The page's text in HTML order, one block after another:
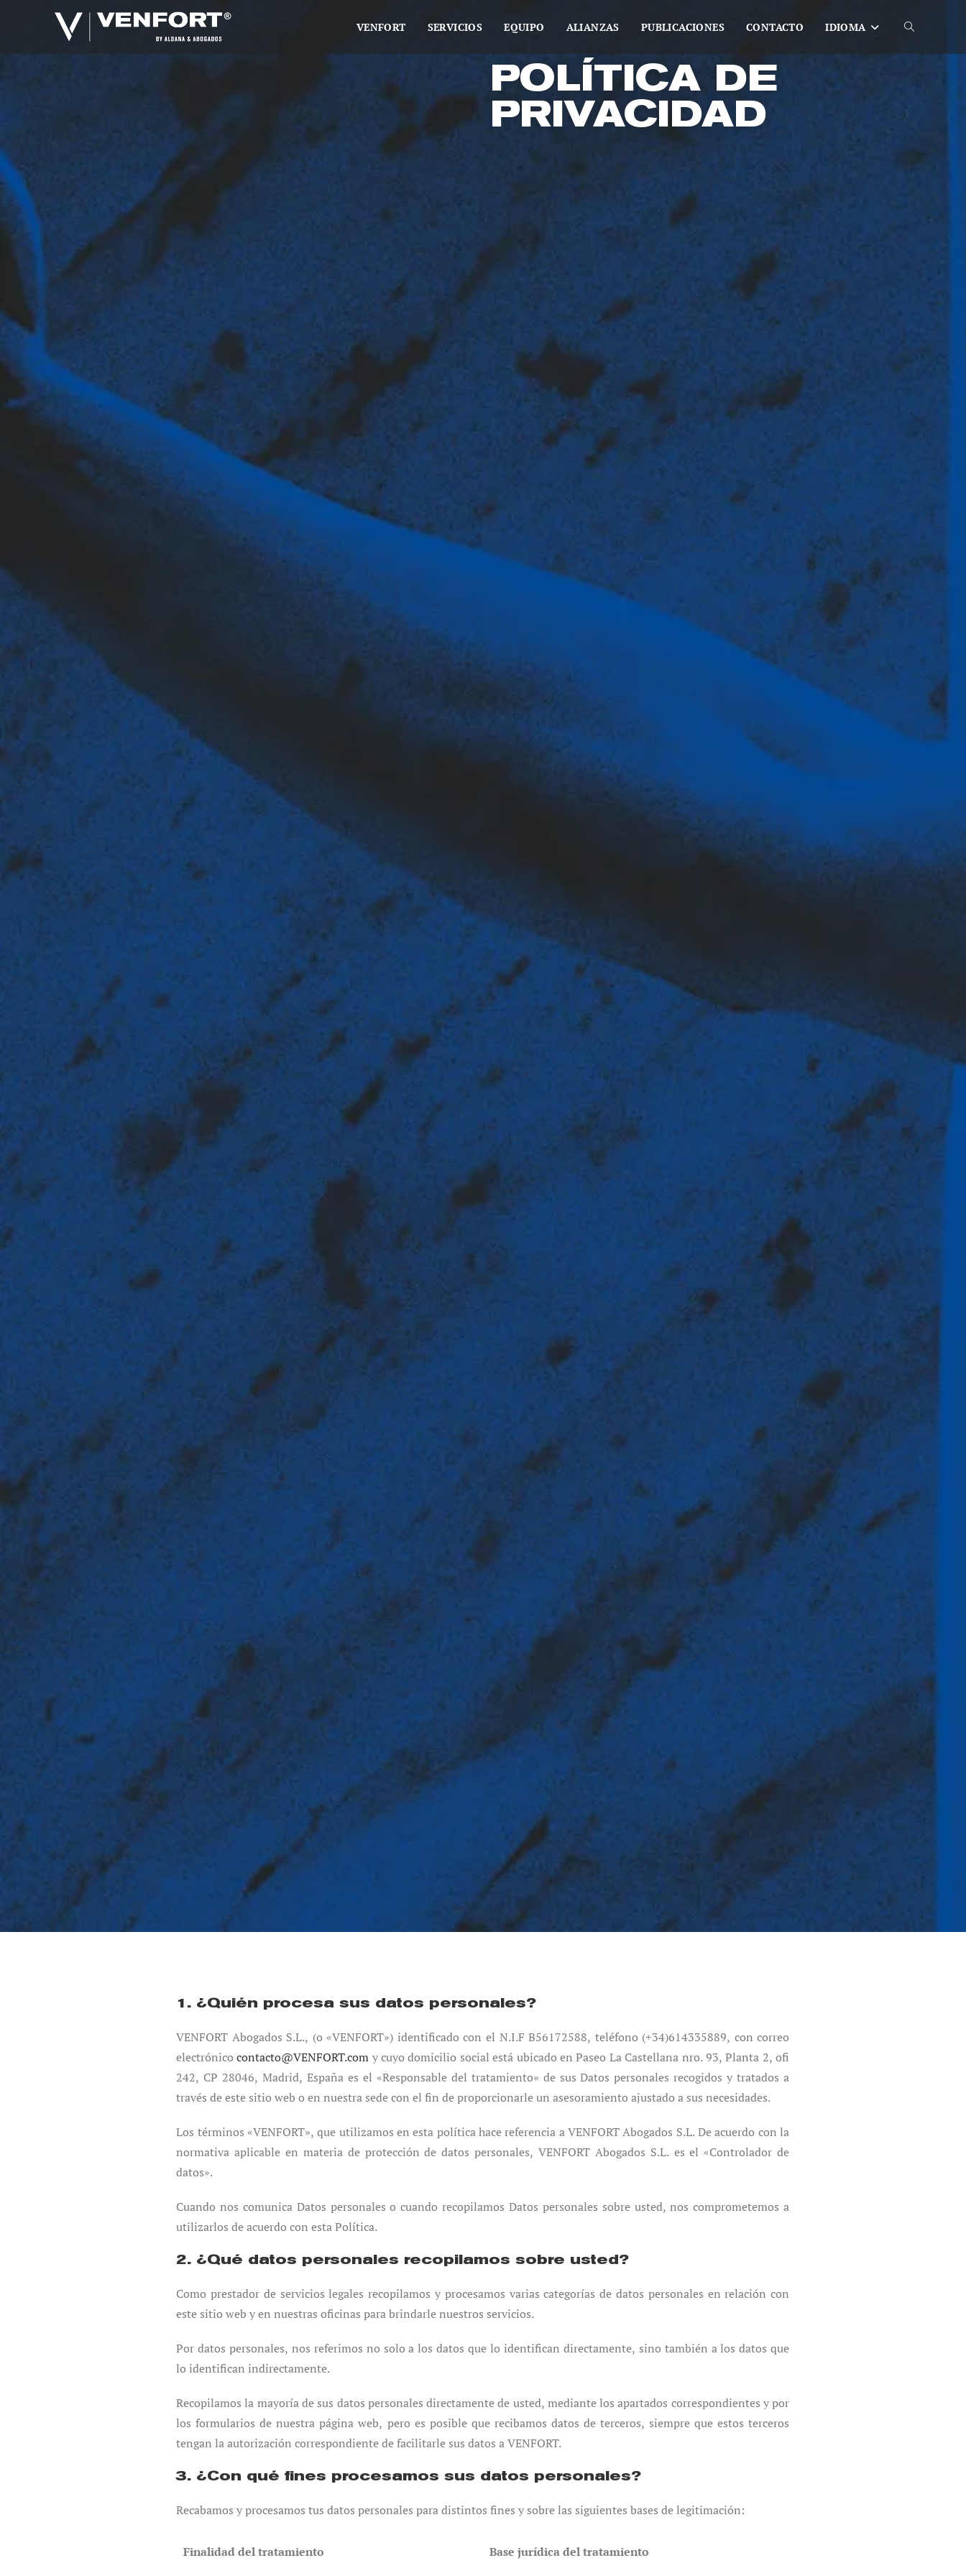
VENFORT SERVICIOS EQUIPO ALIANZAS PUBLICACIONES CONTACTO IDIOMA
POLÍTICA DE
PRIVACIDAD
1. ¿Quién procesa sus datos personales?
VENFORT Abogados S.L., (o «VENFORT») identificado con el N.I.F B56172588, teléfono (+34)614335889, con correo
electrónicocontacto@VENFORT.com y cuyo domicilio social está ubicado en Paseo La Castellana nro. 93, Planta 2, ofi
242, CP 28046, Madrid, España es el «Responsable del tratamiento» de sus Datos personales recogidos y tratados a
través de este sitio web o en nuestra sede con el fin de proporcionarle un asesoramiento ajustado a sus necesidades.
Los términos «VENFORT», que utilizamos en esta política hace referencia a VENFORT Abogados S.L. De acuerdo con la
normativa aplicable en materia de protección de datos personales, VENFORT Abogados S.L. es el «Controlador de
datos».
Cuando nos comunica Datos personales o cuando recopilamos Datos personales sobre usted, nos comprometemos a
utilizarlos de acuerdo con esta Política.
2. ¿Qué datos personales recopilamos sobre usted?
Como prestador de servicios legales recopilamos y procesamos varias categorías de datos personales en relación con
este sitio web y en nuestras oficinas para brindarle nuestros servicios.
Por datos personales, nos referimos no solo a los datos que lo identifican directamente, sino también a los datos que
lo identifican indirectamente.
Recopilamos la mayoría de sus datos personales directamente de usted, mediante los apartados correspondientes y por
los formularios de nuestra página web, pero es posible que recibamos datos de terceros, siempre que estos terceros
tengan la autorización correspondiente de facilitarle sus datos a VENFORT.
3. ¿Con qué fines procesamos sus datos personales?
Recabamos y procesamos tus datos personales para distintos fines y sobre las siguientes bases de legitimación:
Finalidad del tratamiento Base jurídica del tratamiento